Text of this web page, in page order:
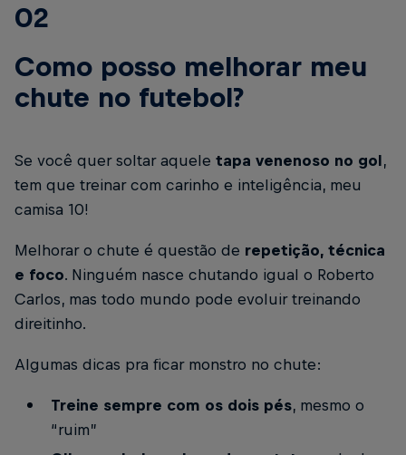
02
Como posso melhorar meu
chute no futebol?
Se você quer soltar aquele tapa venenoso no gol,
tem que treinar com carinho e inteligência, meu
camisa 10!
Melhorar o chute é questão de repetição, técnica
e foco. Ninguém nasce chutando igual o Roberto
Carlos, mas todo mundo pode evoluir treinando
direitinho.
Algumas dicas pra ficar monstro no chute:
Treine sempre com os dois pés, mesmo o
“ruim”